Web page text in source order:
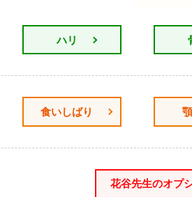
ハリ
食いしばり
花谷先生のオプ